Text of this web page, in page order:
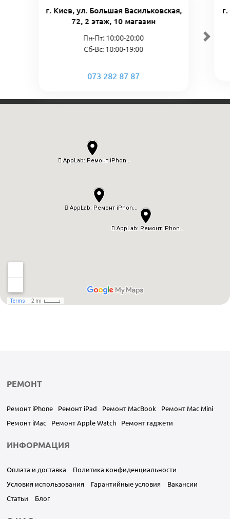
г. Киев, ул. Большая Васильковская,
72, 2 этаж, 10 магазин
Пн-Пт: 10:00-20:00
Сб-Вс: 10:00-19:00
073 282 87 87
РЕМОНТ
Ремонт iPhone Ремонт iPad Ремонт MacBook
Ремонт Mac Mini
Ремонт iMac
Ремонт Apple Watch Ремонт гаджети
ИНФОРМАЦИЯ
Оплата и доставка
Политика конфиденциальности
Условия использования
Гарантийные условия
Вакансии
Статьи
Блог